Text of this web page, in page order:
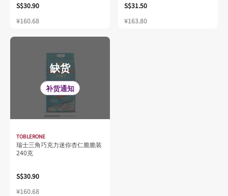
S$30.90
¥160.68
S$31.50
¥163.80
缺货
补货通知
TOBLERONE
瑞士三角巧克力迷你杏仁脆脆装
240克
S$30.90
¥160.68